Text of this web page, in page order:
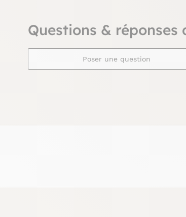
Questions & réponses
Poser une question